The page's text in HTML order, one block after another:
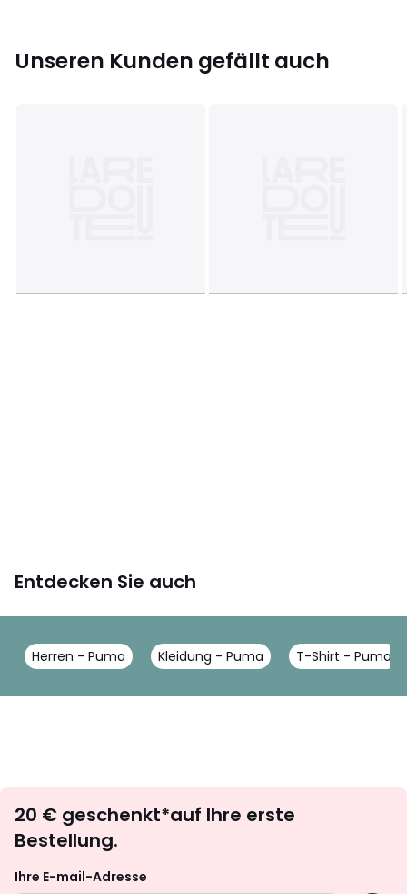
Unseren Kunden gefällt auch
Entdecken Sie auch
Herren - Puma Kleidung - Puma T-Shirt - Puma
abonnieren
20 € geschenkt*auf Ihre erste
Bestellung.
Ihre E-mail-Adresse